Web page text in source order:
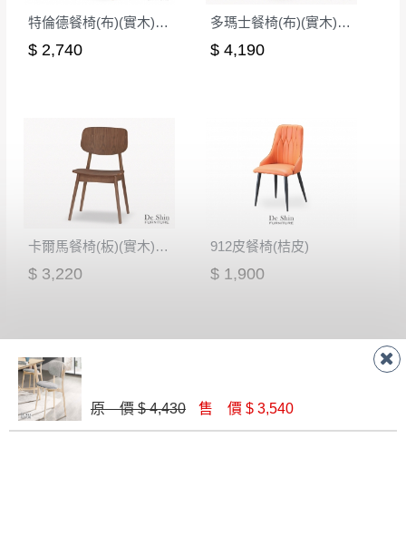
特倫德餐椅(布)(實木)(MI-469)
$ 2,740
多瑪士餐椅(布)(實木)(MI-836)
$ 4,190
卡爾馬餐椅(板)(實木)(MI-981)
$ 3,220
912皮餐椅(桔皮)
$ 1,900
原 價 $ 4,430 售 價 $ 3,540